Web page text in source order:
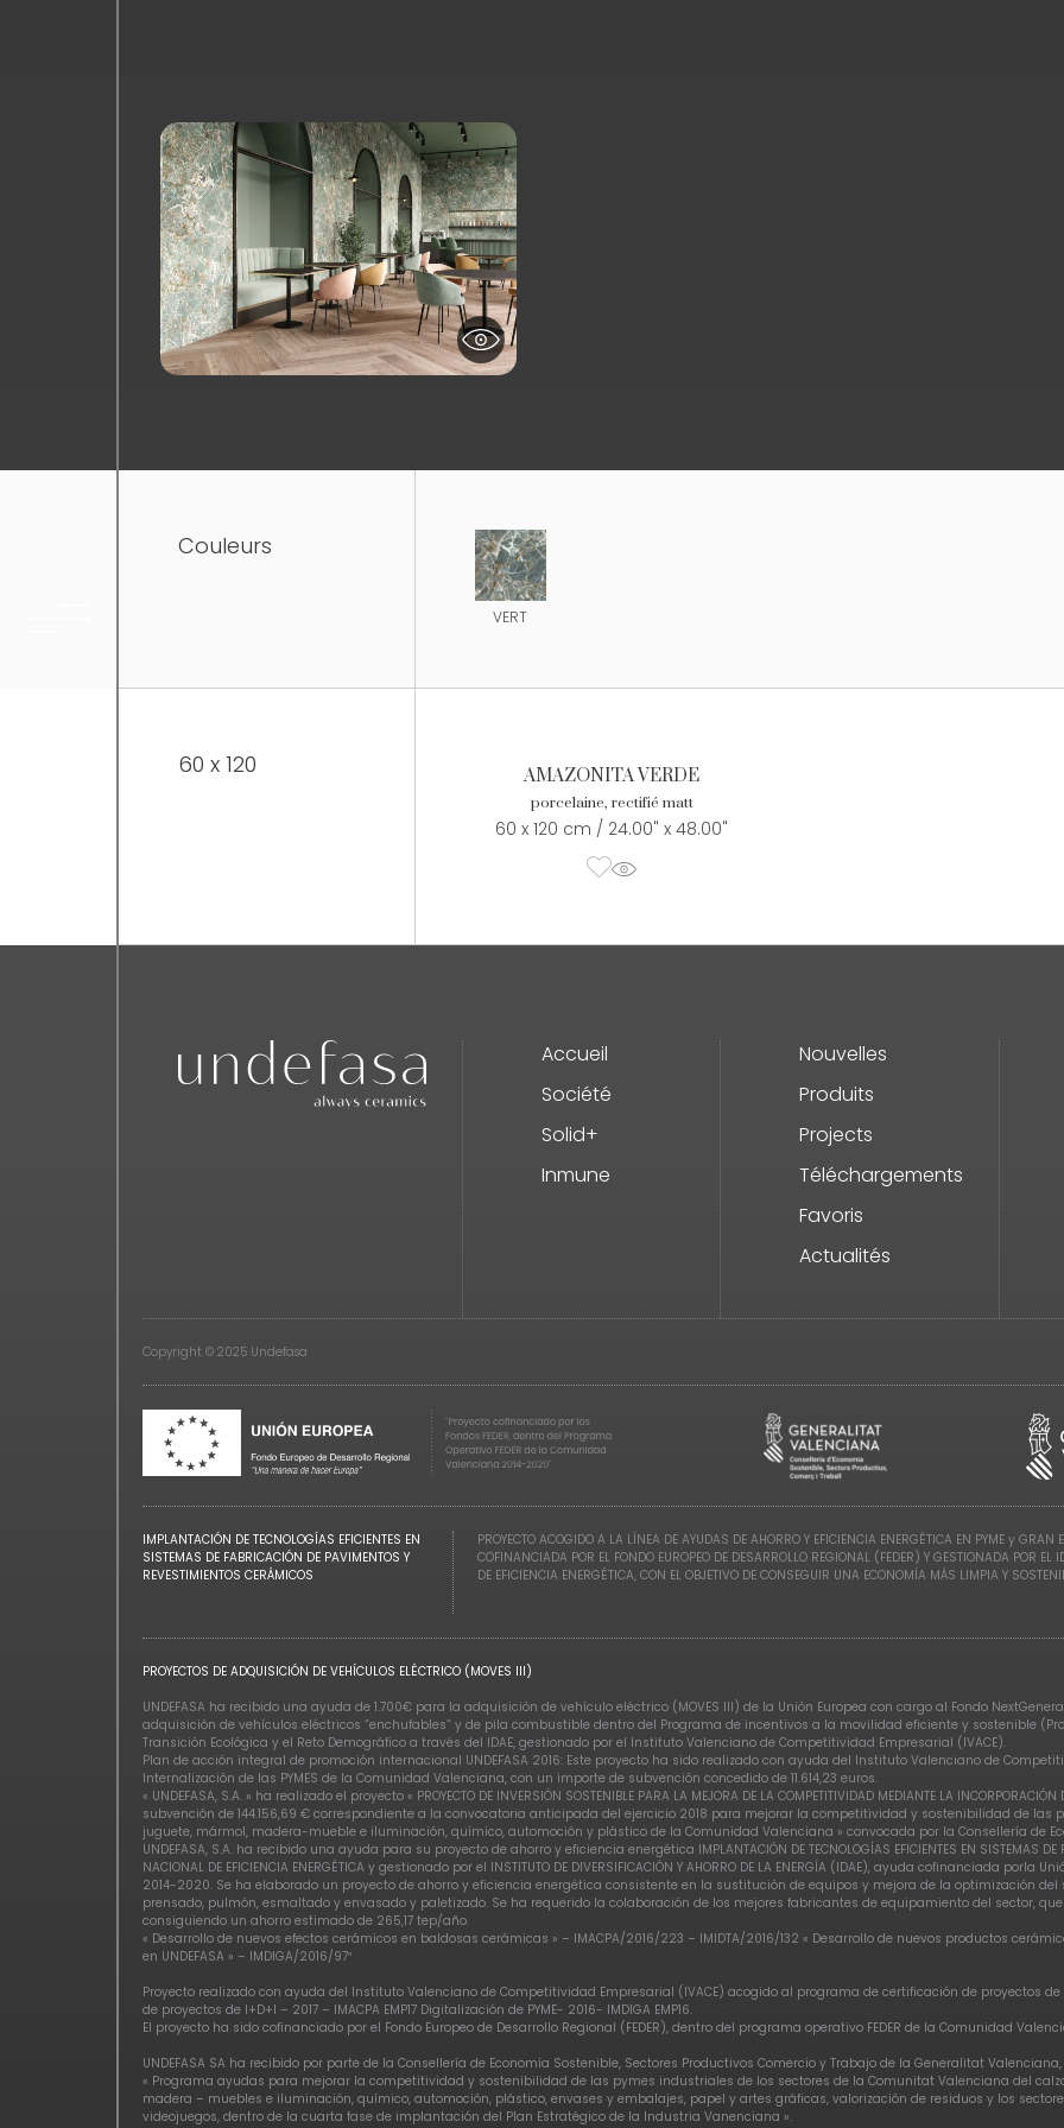
Couleurs
VERT
60 x 120 AMAZONITA VERDE
porcelaine, rectifié matt
60 x 120 cm / 24.00" x 48.00"
Accueil
Société
Solid+
Inmune
Nouvelles
Produits
Projects
Téléchargements
Favoris
Actualités
Copyright © 2025 Undefasa
IMPLANTACIÓN DE TECNOLOGÍAS EFICIENTES EN
SISTEMAS DE FABRICACIÓN DE PAVIMENTOS Y
REVESTIMIENTOS CERÁMICOS
PROYECTO ACOGIDO A LA LÍNEA DE AYUDAS DE AHORRO Y EFICIENCIA ENERGÉTICA EN PYME y GRAN
COFINANCIADA POR EL FONDO EUROPEO DE DESARROLLO REGIONAL (FEDER) Y GESTIONADA POR
DE EFICIENCIA ENERGÉTICA, CON EL OBJETIVO DE CONSEGUIR UNA ECONOMÍA MÁS LIMPIA Y
PROYECTOS DE ADQUISICIÓN DE VEHÍCULOS ELÉCTRICO (MOVES III)
UNDEFASA ha recibido una ayuda de 1.700€ para la adquisición de vehículo eléctrico (MOVES III) de la Unión Europea con cargo al Fondo
adquisición de vehículos eléctricos “enchufables” y de pila combustible dentro del Programa de incentivos a la movilidad eficiente y sostenible
Transición Ecológica y el Reto Demográfico a través del IDAE, gestionado por el Instituto Valenciano de Competitividad Empresarial (IVACE).
Plan de acción integral de promoción internacional UNDEFASA 2016: Este proyecto ha sido realizado con ayuda del Instituto Valenciano de
Internalización de las PYMES de la Comunidad Valenciana, con un importe de subvención concedido de 11.614,23 euros.
« UNDEFASA, S.A. » ha realizado el proyecto « PROYECTO DE INVERSIÓN SOSTENIBLE PARA LA MEJORA DE LA COMPETITIVIDAD MEDIANTE LA
subvención de 144.156,69 € correspondiente a la convocatoria anticipada del ejercicio 2018 para mejorar la competitividad y sostenibilidad de
juguete, mármol, madera-mueble e iluminación, químico, automoción y plástico de la Comunidad Valenciana » convocada por la Consellería de
UNDEFASA, S.A. ha recibido una ayuda para su proyecto de ahorro y eficiencia energética IMPLANTACIÓN DE TECNOLOGÍAS EFICIENTES EN SISTEMAS DE
NACIONAL DE EFICIENCIA ENERGÉTICA y gestionado por el INSTITUTO DE DIVERSIFICACIÓN Y AHORRO DE LA ENERGÍA (IDAE), ayuda cofinanciada
2014-2020. Se ha elaborado un proyecto de ahorro y eficiencia energética consistente en la sustitución de equipos y mejora de la optimización
prensado, pulmón, esmaltado y envasado y paletizado. Se ha requerido la colaboración de los mejores fabricantes de equipamiento del sector,
consiguiendo un ahorro estimado de 265,17 tep/año.
« Desarrollo de nuevos efectos cerámicos en baldosas cerámicas » – IMACPA/2016/223 – IMIDTA/2016/132 « Desarrollo de nuevos productos
en UNDEFASA » – IMDIGA/2016/97″
Proyecto realizado con ayuda del Instituto Valenciano de Competitividad Empresarial (IVACE) acogido al programa de certificación de proyectos de
de proyectos de I+D+I – 2017 – IMACPA EMP17 Digitalización de PYME- 2016- IMDIGA EMP16.
El proyecto ha sido cofinanciado por el Fondo Europeo de Desarrollo Regional (FEDER), dentro del programa operativo FEDER de la Comunidad
UNDEFASA SA ha recibido por parte de la Consellería de Economía Sostenible, Sectores Productivos Comercio y Trabajo de la Generalitat
« Programa ayudas para mejorar la competitividad y sostenibilidad de las pymes industriales de los sectores de la Comunitat Valenciana del
madera – muebles e iluminación, químico, automoción, plástico, envases y embalajes, papel y artes gráficas, valorización de residuos y los
videojuegos, dentro de la cuarta fase de implantación del Plan Estratégico de la Industria Vanenciana ».